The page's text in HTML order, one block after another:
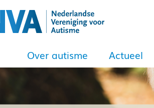
Over autisme Actueel